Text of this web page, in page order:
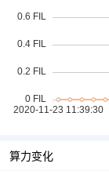
算力变化